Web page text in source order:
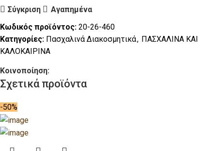
Σύγκριση
Αγαπημένα
Κωδικός προϊόντος: 20-26-460
Κατηγορίες: Πασχαλινά Διακοσμητικά, ΠΑΣΧΑΛΙΝΑ ΚΑΙ
ΚΑΛΟΚΑΙΡΙΝΑ
Κοινοποίηση:
Σχετικά προϊόντα
-50%